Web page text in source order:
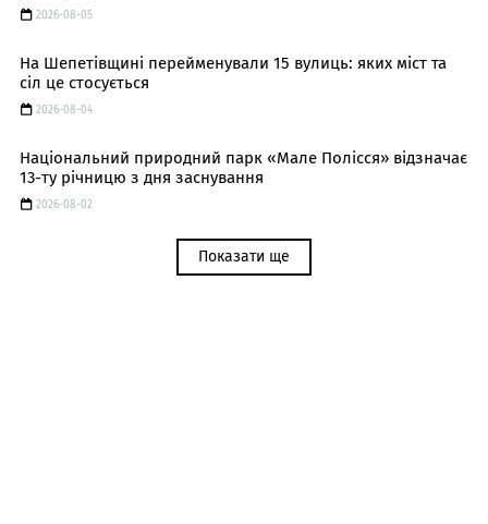
2026-08-05
На Шепетівщині перейменували 15 вулиць: яких міст та
сіл це стосується
2026-08-04
Національний природний парк «Мале Полісся» відзначає
13-ту річницю з дня заснування
2026-08-02
Показати ще